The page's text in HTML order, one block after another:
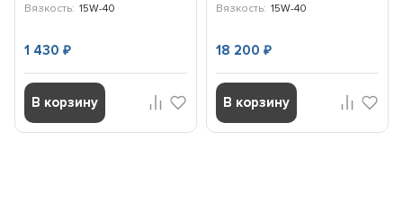
Вязкость: 15W-40
1 430₽
В корзину
Вязкость: 15W-40
18 200 ₽
В корзину